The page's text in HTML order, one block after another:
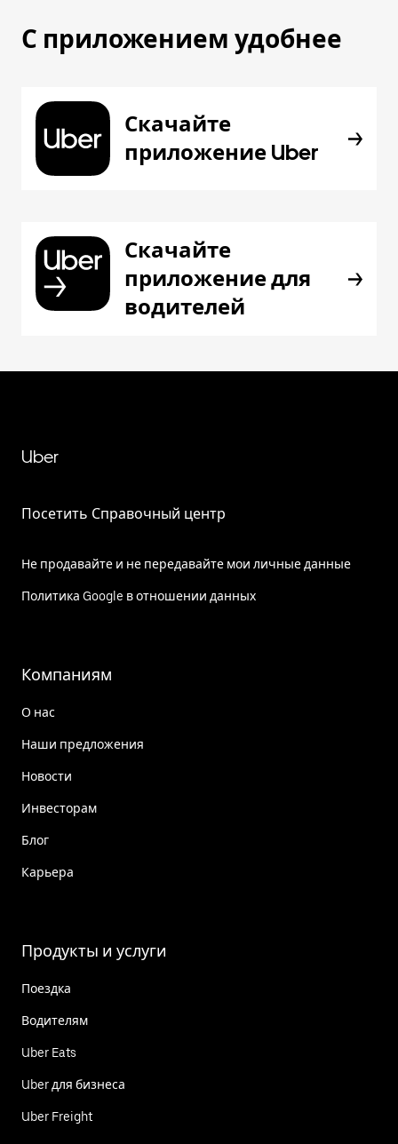
С приложением удобнее
Скачайте
приложение Uber
Скачайте
приложение для
водителей
Uber
Посетить Справочный центр
Не продавайте и не передавайте мои личные данные
Политика Google в отношении данных
Компаниям
О нас
Наши предложения
Новости
Инвесторам
Блог
Карьера
Продукты и услуги
Поездка
Водителям
Uber Eats
Uber для бизнеса
Uber Freight